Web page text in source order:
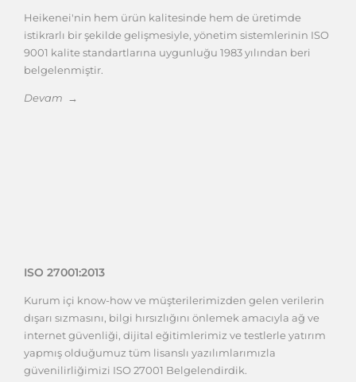
Heikenei'nin hem ürün kalitesinde hem de üretimde
istikrarlı bir şekilde gelişmesiyle, yönetim sistemlerinin ISO
9001 kalite standartlarına uygunluğu 1983 yılından beri
belgelenmiştir.
Devam →
ISO 27001:2013
Kurum içi know-how ve müşterilerimizden gelen verilerin
dışarı sızmasını, bilgi hırsızlığını önlemek amacıyla ağ ve
internet güvenliği, dijital eğitimlerimiz ve testlerle yatırım
yapmış olduğumuz tüm lisanslı yazılımlarımızla
güvenilirliğimizi ISO 27001 Belgelendirdik.